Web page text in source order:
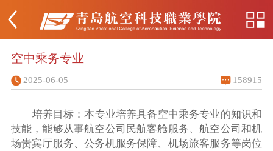
空中乘务专业
2025-06-05 158915
培养目标：本专业培养具备空中乘务专业的知识和
技能，能够从事航空公司民航客舱服务、航空公司和机
场贵宾厅服务、公务机服务保障、机场旅客服务等岗位